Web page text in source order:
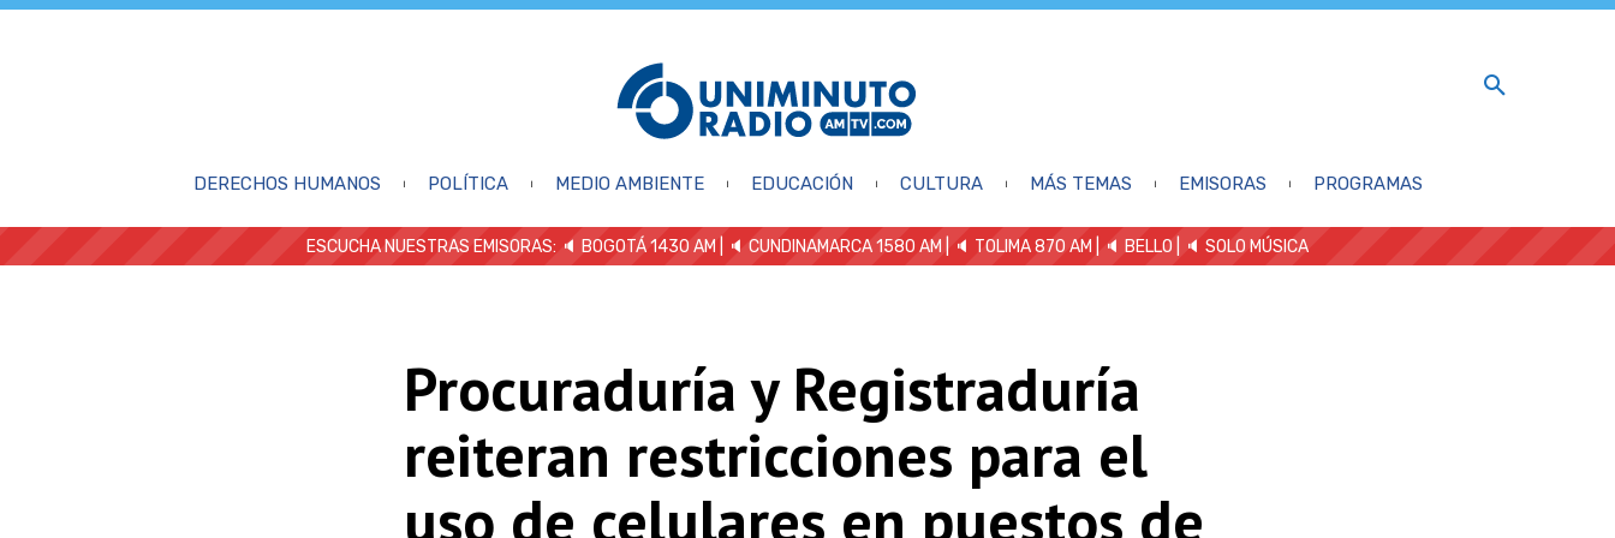
DERECHOS HUMANOS POLÍTICA MEDIO AMBIENTE EDUCACIÓN CULTURA MÁS TEMAS EMISORAS PROGRAMAS
ESCUCHA NUESTRAS EMISORAS: 🔈 BOGOTÁ 1430 AM | 🔈 CUNDINAMARCA 1580 AM | 🔈 TOLIMA 870 AM | 🔈 BELLO 🔈 SOLO MÚSICA
Procuraduría y Registraduría
reiteran restricciones para el
uso de celulares en puestos de